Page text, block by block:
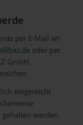
per E-Mail an
oder per
GmbH,
eingereicht
werden.